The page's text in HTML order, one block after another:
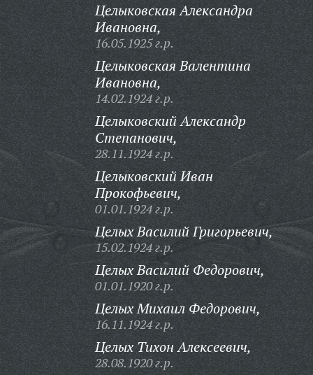
Целыковская Александра
Ивановна,
16.05.1925 г.р.
Целыковская Валентина
Ивановна,
14.02.1924 г.р.
Целыковский Александр
Степанович,
28.11.1924 г.р.
Целыковский Иван
Прокофьевич,
01.01.1924 г.р.
Целых Василий Григорьевич,
15.02.1924 г.р.
Целых Василий Федорович,
01.01.1920 г.р.
Целых Михаил Федорович,
16.11.1924 г.р.
Целых Тихон Алексеевич,
28.08.1920 г.р.